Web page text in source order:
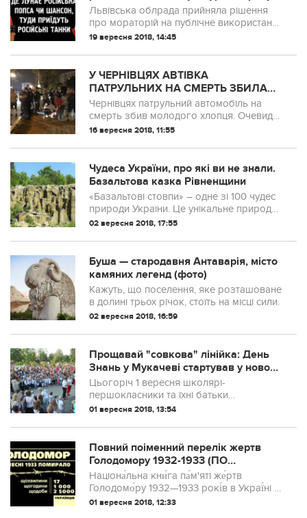
Львівська облрада прийняла рішення
про мораторій на публічне використання
російськомовного культурного продукту
19 вересня 2018, 14:45
У ЧЕРНІВЦЯХ АВТІВКА
ПАТРУЛЬНИХ НА СМЕРТЬ ЗБИЛА
ПІШОХОДА (3 ФОТО)
Чернівцях патрульний автомобіль на
смерть збив молодого хлопця. Очевидці
переконують, що хлопець був на
16 вересня 2018, 11:55
Чудеса України, про які ви не знали.
Базальтова казка Рівненщини
«Базальтові стовпи» – одне зі 100 чудес
природи України. Це унікальне природне
диво, розташоване в урочищі Іванова
Берестовець, Новий Берестовець
Костопільського району Рівненської
області. В 1972 р. є пам’яткою при...
02 вересня 2018, 17:55
Буша — стародавня Антаварія, місто
камяних легенд (фото)
Кажуть, що поселення, яке розташоване
в долині трьох річок, стоїть на місці сили.
02 вересня 2018, 16:59
Прощавай "совкова" лінійка: День
Знань у Мукачеві стартував у новому
форматі (ФОТО, ВІДЕО)
Цьогоріч 1 вересня школярі-
першокласники та їхні батьки
відзначають у парку Перемоги всі
програмою.
01 вересня 2018, 13:54
Повний поіменний перелік жертв
Голодомору 1932-1933 (ПО
ОБЛАСТЯХ) Просимо поширити!
Націона́льна кни́га па́м'яті же́ртв
Голодомо́ру 1932—1933 рокі́в в Украї́ні —
є одним із найвагоміших результатів
01 вересня 2018, 12:33